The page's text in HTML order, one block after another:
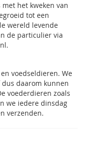
met het kweken van
tot een
wereld levende
de particulier via
voedseldieren. We
daarom kunnen
voederdieren zoals
we iedere dinsdag
verzenden.